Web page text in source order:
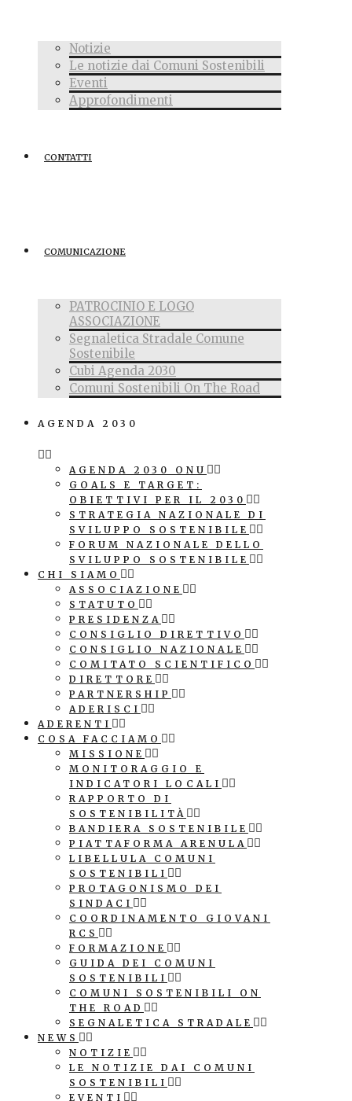
Notizie
Le notizie dai Comuni Sostenibili
Eventi
Approfondimenti
CONTATTI
COMUNICAZIONE
PATROCINIO E LOGO
ASSOCIAZIONE
Segnaletica Stradale Comune
Sostenibile
Cubi Agenda 2030
Comuni Sostenibili On The Road
AGENDA 2030
AGENDA 2030 ONU
GOALS E TARGET:
OBIETTIVI PER IL 2030
STRATEGIA NAZIONALE DI
SVILUPPO SOSTENIBILE
FORUM NAZIONALE DELLO
SVILUPPO SOSTENIBILE
CHI SIAMO
ASSOCIAZIONE
STATUTO
PRESIDENZA
CONSIGLIO DIRETTIVO
CONSIGLIO NAZIONALE
COMITATO SCIENTIFICO
DIRETTORE
PARTNERSHIP
ADERISCI
ADERENTI
COSA FACCIAMO
MISSIONE
MONITORAGGIO E
INDICATORI LOCALI
RAPPORTO DI
SOSTENIBILITÀ
BANDIERA SOSTENIBILE
PIATTAFORMA ARENULA
LIBELLULA COMUNI
SOSTENIBILI
PROTAGONISMO DEI
SINDACI
COORDINAMENTO GIOVANI
RCS
FORMAZIONE
GUIDA DEI COMUNI
SOSTENIBILI
COMUNI SOSTENIBILI ON
THE ROAD
SEGNALETICA STRADALE
NEWS
NOTIZIE
LE NOTIZIE DAI COMUNI
SOSTENIBILI
EVENTI